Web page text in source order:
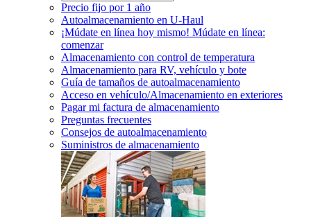
Precio fijo por 1 año
Autoalmacenamiento en U-Haul
¡Múdate en línea hoy mismo! Múdate en línea:
comenzar
Almacenamiento con control de temperatura
Almacenamiento para RV, vehículo y bote
Guía de tamaños de autoalmacenamiento
Acceso en vehículo/Almacenamiento en exteriores
Pagar mi factura de almacenamiento
Preguntas frecuentes
Consejos de autoalmacenamiento
Suministros de almacenamiento